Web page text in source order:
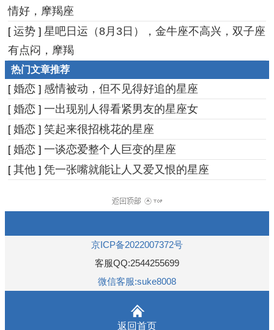
情好，摩羯座
[ 运势 ] 星吧日运（8月3日），金牛座不高兴，双子座
有点闷，摩羯
热门文章推荐
[ 婚恋 ] 感情被动，但不见得好追的星座
[ 婚恋 ] 一出现别人得看紧男友的星座女
[ 婚恋 ] 笑起来很招桃花的星座
[ 婚恋 ] 一谈恋爱整个人巨变的星座
[ 其他 ] 凭一张嘴就能让人又爱又恨的星座
京ICP备2022007372号
客服QQ:2544255699
微信客服:suke8008
返回首页